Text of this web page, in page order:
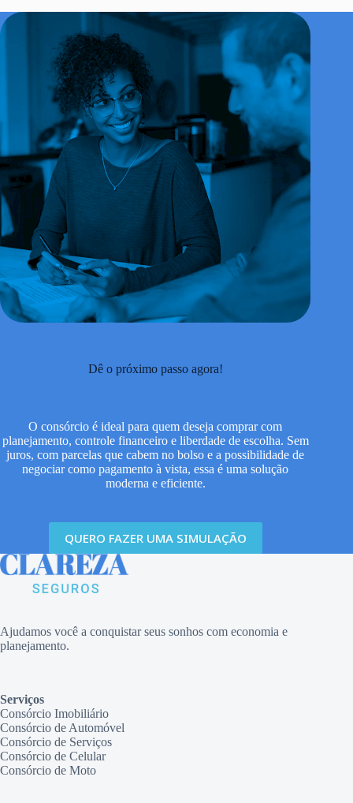
Dê o próximo passo agora!
O consórcio é ideal para quem deseja comprar com
planejamento, controle financeiro e liberdade de escolha. Sem
juros, com parcelas que cabem no bolso e a possibilidade de
negociar como pagamento à vista, essa é uma solução
moderna e eficiente.
QUERO FAZER UMA SIMULAÇÃO
Ajudamos você a conquistar seus sonhos com economia e
planejamento.
Serviços
Consórcio Imobiliário
Consórcio de Automóvel
Consórcio de Serviços
Consórcio de Celular
Consórcio de Moto